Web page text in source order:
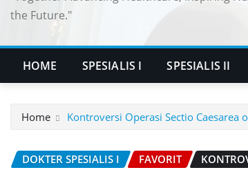
the Future."
HOME SPESIALIS I SPESIALIS II
Home Kontroversi Operasi Sectio Caesarea
DOKTER SPESIALIS I FAVORIT